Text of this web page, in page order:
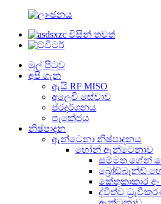
මුල් පිටුව
අපි ගැන
ඇයි RF MISO
අලෙවි සේවාව
ප්රදර්ශනය
පැකේජය
නිෂ්පාදන
ඇන්ටෙනා නිෂ්පාදනය
හෝන් ඇන්ටෙනාව
සම්මත ගේන්
බ්‍රෝඩ්බෑන්ඩ්
කේතුකාකාර
ද්විත්ව